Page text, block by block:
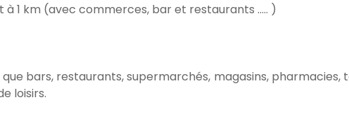
1 km (avec commerces, bar et restaurants ..... )
bars, restaurants, supermarchés, magasins,
loisirs.